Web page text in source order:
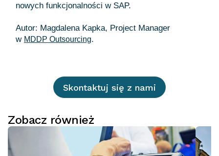
nowych funkcjonalności w SAP.
Autor: Magdalena Kapka, Project Manager
w MDDP Outsourcing
Skontaktuj się z nami
Zobacz również